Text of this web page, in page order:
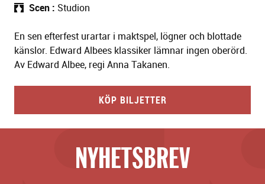
Scen Studion
En sen efterfest urartar i maktspel, lögner och blottade
känslor. Edward Albees klassiker lämnar ingen oberörd.
Av Edward Albee, regi Anna Takanen.
KÖP BILJETTER
NYHETSBREV